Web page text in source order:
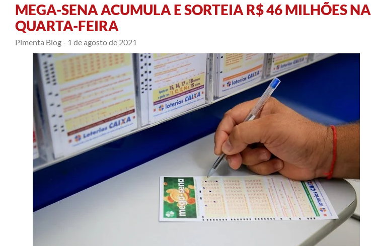
MEGA-SENA ACUMULA E SORTEIA R$ 46 MILHÕES NA
QUARTA-FEIRA
Pimenta Blog - 1 de agosto de 2021